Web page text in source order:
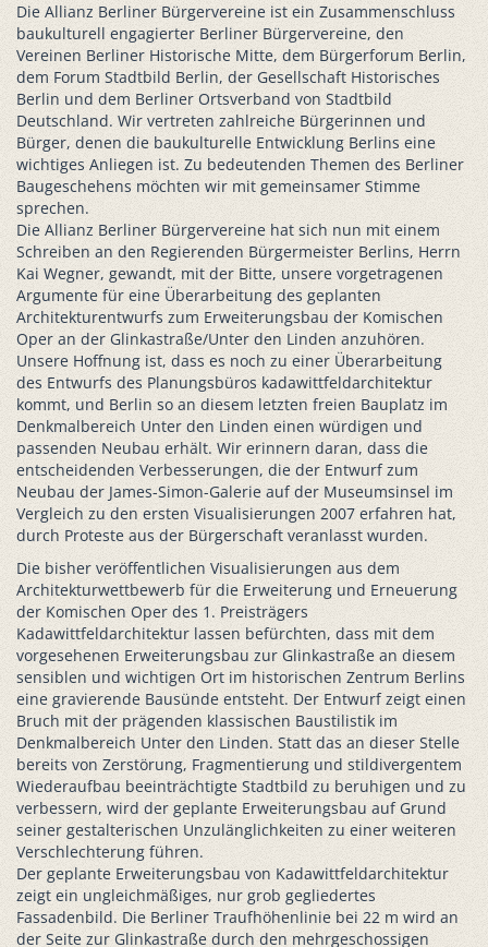
Die Allianz Berliner Bürgervereine ist ein Zusammenschluss
baukulturell engagierter Berliner Bürgervereine, den
Vereinen Berliner Historische Mitte, dem Bürgerforum Berlin,
dem Forum Stadtbild Berlin, der Gesellschaft Historisches
Berlin und dem Berliner Ortsverband von Stadtbild
Deutschland. Wir vertreten zahlreiche Bürgerinnen und
Bürger, denen die baukulturelle Entwicklung Berlins eine
wichtiges Anliegen ist. Zu bedeutenden Themen des Berliner
Baugeschehens möchten wir mit gemeinsamer Stimme
sprechen.
Die Allianz Berliner Bürgervereine hat sich nun mit einem
Schreiben an den Regierenden Bürgermeister Berlins, Herrn
Kai Wegner, gewandt, mit der Bitte, unsere vorgetragenen
Argumente für eine Überarbeitung des geplanten
Architekturentwurfs zum Erweiterungsbau der Komischen
Oper an der Glinkastraße/Unter den Linden anzuhören.
Unsere Hoffnung ist, dass es noch zu einer Überarbeitung
des Entwurfs des Planungsbüros kadawittfeldarchitektur
kommt, und Berlin so an diesem letzten freien Bauplatz im
Denkmalbereich Unter den Linden einen würdigen und
passenden Neubau erhält. Wir erinnern daran, dass die
entscheidenden Verbesserungen, die der Entwurf zum
Neubau der James-Simon-Galerie auf der Museumsinsel im
Vergleich zu den ersten Visualisierungen 2007 erfahren hat,
durch Proteste aus der Bürgerschaft veranlasst wurden.
Die bisher veröffentlichen Visualisierungen aus dem
Architekturwettbewerb für die Erweiterung und Erneuerung
der Komischen Oper des 1. Preisträgers
Kadawittfeldarchitektur lassen befürchten, dass mit dem
vorgesehenen Erweiterungsbau zur Glinkastraße an diesem
sensiblen und wichtigen Ort im historischen Zentrum Berlins
eine gravierende Bausünde entsteht. Der Entwurf zeigt einen
Bruch mit der prägenden klassischen Baustilistik im
Denkmalbereich Unter den Linden. Statt das an dieser Stelle
bereits von Zerstörung, Fragmentierung und stildivergentem
Wiederaufbau beeinträchtigte Stadtbild zu beruhigen und zu
verbessern, wird der geplante Erweiterungsbau auf Grund
seiner gestalterischen Unzulänglichkeiten zu einer weiteren
Verschlechterung führen.
Der geplante Erweiterungsbau von Kadawittfeldarchitektur
zeigt ein ungleichmäßiges, nur grob gegliedertes
Fassadenbild. Die Berliner Traufhöhenlinie bei 22 m wird an
der Seite zur Glinkastraße durch den mehrgeschossigen